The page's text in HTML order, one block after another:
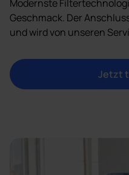
Modernste
Geschmack. Der
und wird von unseren
Jetzt